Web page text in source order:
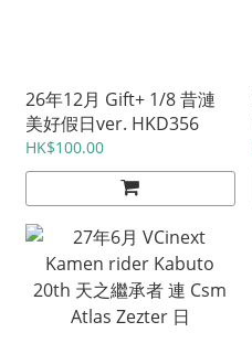
26年12月 Gift+ 1/8 昔漣
美好假日ver. HKD356
HK$100.00